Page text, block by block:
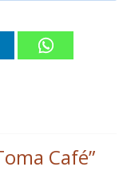
Café”